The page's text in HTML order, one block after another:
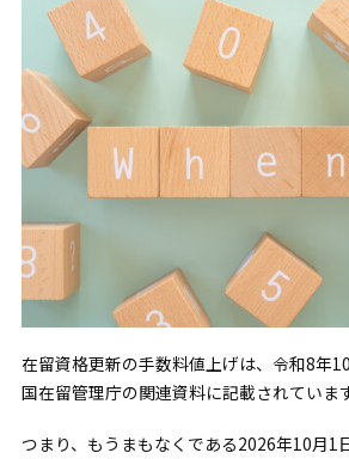
在留資格更新の手数料値上げは、令和8年
国在留管理庁の関連資料に記載されています
つまり、もうまもなくである2026年10月1